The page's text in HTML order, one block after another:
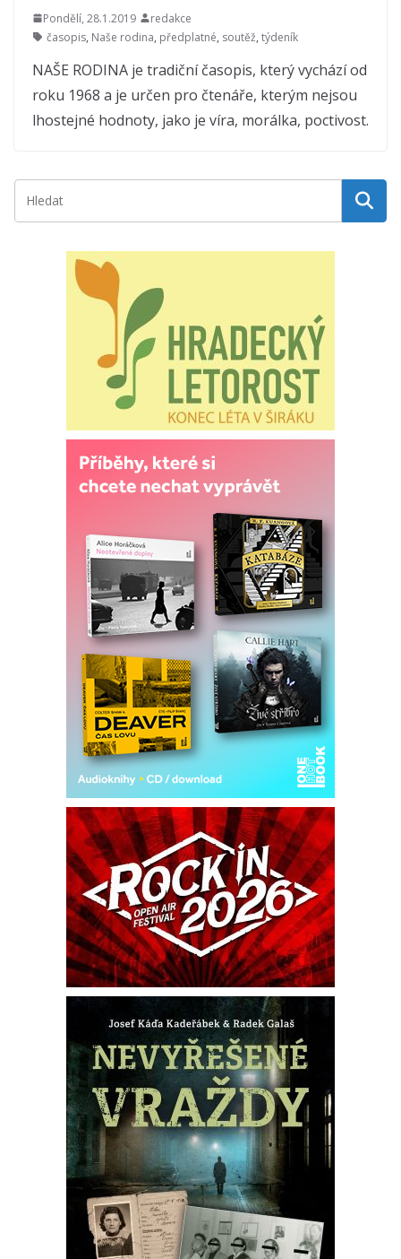
Pondělí, 28.1.2019
redakce
časopis, Naše rodina, předplatné, soutěž, týdeník
NAŠE RODINA je tradiční časopis, který vychází od
roku 1968 a je určen pro čtenáře, kterým nejsou
lhostejné hodnoty, jako je víra, morálka, poctivost.